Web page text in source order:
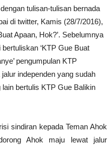
tulisan-tulisan bernada
di twitter, Kamis (28/7/2016),
Apaan, Hok?’. Sebelumnya
‘KTP Gue Buat
pengumpulan KTP
independen yang sudah
bertulis KTP Gue Balikin
sindiran kepada Teman Ahok
Ahok maju lewat jalur